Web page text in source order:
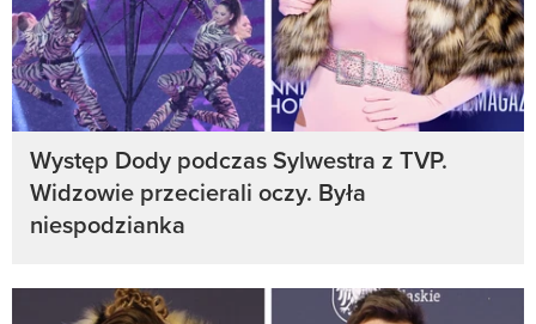
Występ Dody podczas Sylwestra z TVP.
Widzowie przecierali oczy. Była
niespodzianka